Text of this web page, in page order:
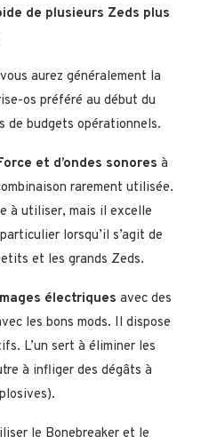
de plusieurs Zeds plus
aurez généralement la
os préféré au début du
de budgets opérationnels.
et d’ondes sonores à
rarement utilisée.
à utiliser, mais il excelle
lorsqu’il s’agit de
et les grands Zeds.
électriques avec des
les bons mods. Il dispose
L’un sert à éliminer les
à infliger des dégâts à
le Bonebreaker et le